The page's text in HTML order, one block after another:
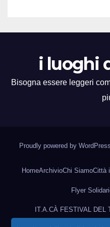
i luoghi
Bisogna essere leggeri
Proudly powered by WordPress
HomeArchivioChi SiamoCittà
Flyer
IT.A.CÀ FESTIVAL DEL